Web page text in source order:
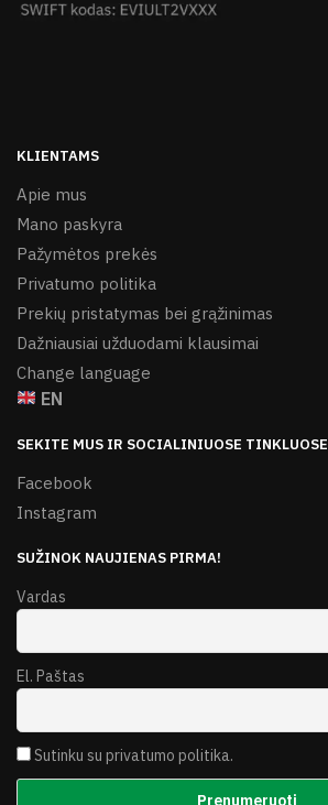
KLIENTAMS
Apie mus
Mano paskyra
Pažymėtos prekės
Privatumo politika
Prekių pristatymas bei grąžinimas
Dažniausiai užduodami klausimai
Change language
EN
SEKITE MUS IR SOCIALINIUOSE TINKLUOSE
Facebook
Instagram
SUŽINOK NAUJIENAS PIRMA!
Vardas
El. Paštas
Sutinku su privatumo politika.